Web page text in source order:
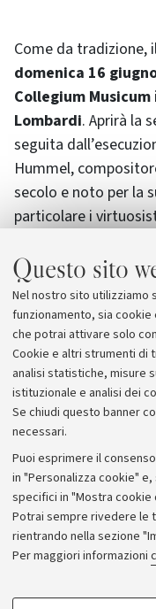
Questo sito
Nel nostro sito utilizziamo
funzionamento, sia
che potrai attivare solo
Cookie e altri strumenti di
analisi statistiche, misure
istituzionale e analisi dei
Se chiudi questo banner
necessari.
Puoi esprimere il
in "Personalizza cookie"
specifici in "Mostra cookie
Potrai sempre rivedere le
rientrando nella sezione
Per maggiori informazioni
COOKIE DI
Come da tradizione,
domenica 16
Collegium Musicum
Lombardi. Aprirà la
seguita
Hummel,
secolo e noto per la
particolare i
sua produzione di
vissuto alla corte
benché apprezzata
sia a Londra, le
rendendo il concerto